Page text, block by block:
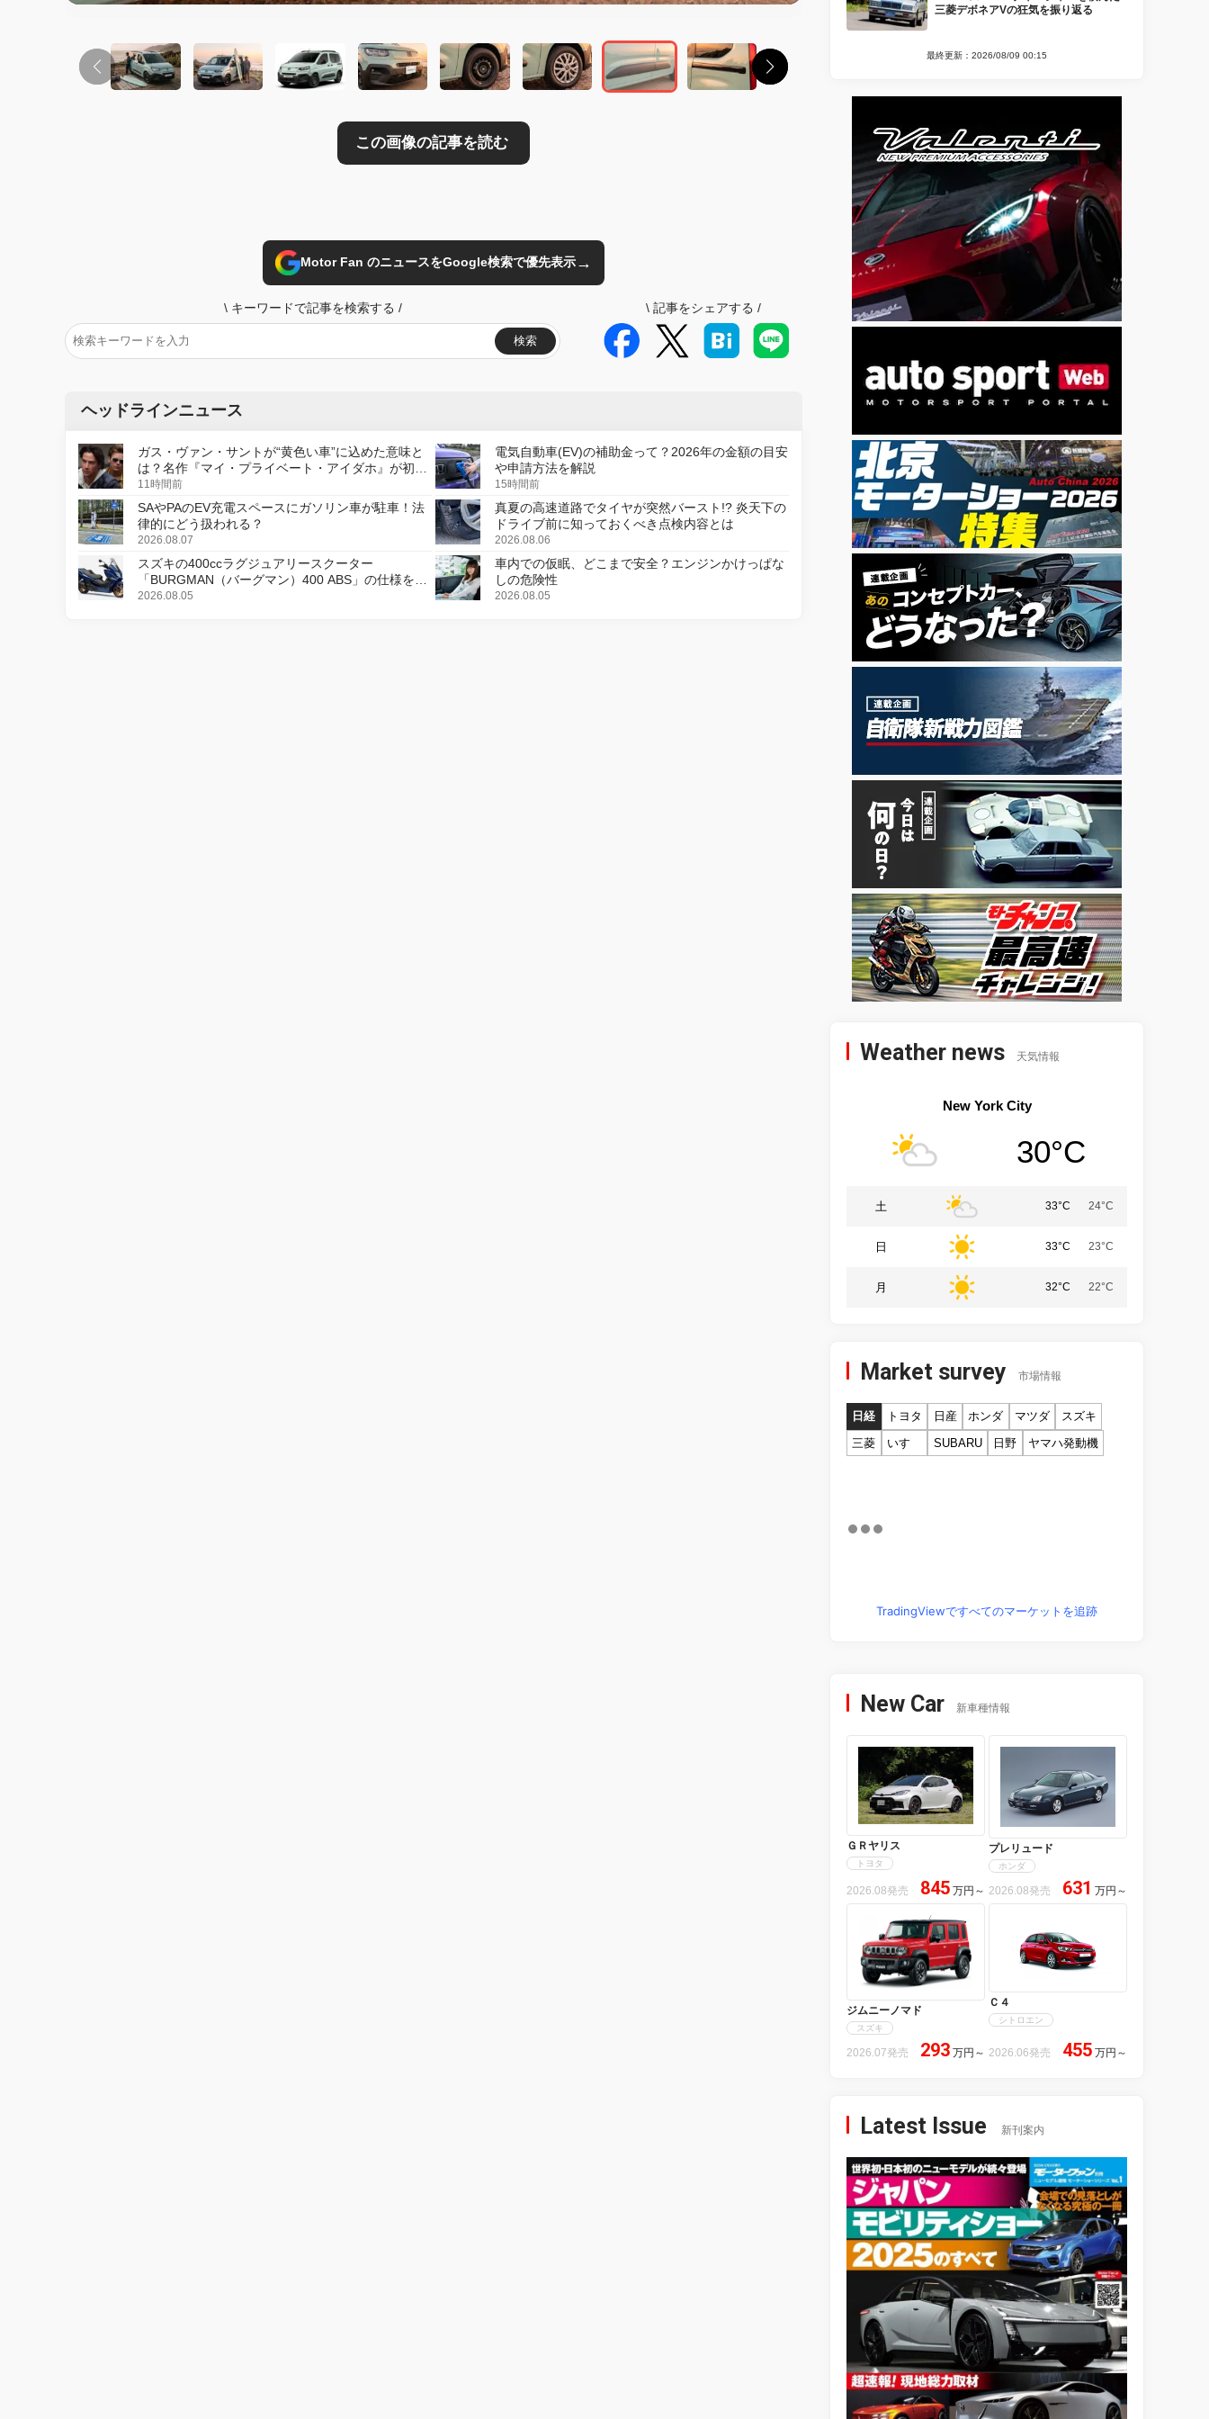
Motor Fan のニュースをGoogle検索で優先表示→
\ キーワードで記事を検索する /
検索
\ 記事をシェアする /
ヘッドラインニュース
ガス・ヴァン・サントが“黄色い車”に込めた意味と
は？名作『マイ・プライベート・アイダホ』が初の
デジタルリマスター版で復活
11時間前
電気自動車(EV)の補助金って？2026年の金額の目安
や申請方法を解説
15時間前
SAやPAのEV充電スペースにガソリン車が駐車！法
律的にどう扱われる？
2026.08.07
真夏の高速道路でタイヤが突然バースト!? 炎天下の
ドライブ前に知っておくべき点検内容とは
2026.08.06
スズキの400ccラグジュアリースクーター
「BURGMAN（バーグマン）400 ABS」の仕様を変
更し、8月18日に発売
2026.08.05
車内での仮眠、どこまで安全？エンジンかけっぱな
しの危険性
2026.08.05
三菱デボネアVの狂気を振り返る
最終更新：2026/08/09 00:15
Weather news 天気情報
New York City
30°C
土 33°C 24°C
日 33°C 23°C
月 32°C 22°C
Market survey 市場情報
日経 トヨタ 日産 ホンダ マツダ
スズキ
三菱
いすゞ SUBARU 日野 ヤマハ発動機
TradingViewですべてのマーケットを追跡
New Car 新車種情報
ＧＲヤリス
トヨタ
2026.08発売 845 万円 ～
プレリュード
ホンダ
2026.08発売 631 万円 ～
ジムニーノマド
スズキ
2026.07発売 293 万円 ～
Ｃ４
シトロエン
2026.06発売 455 万円 ～
Latest Issue 新刊案内